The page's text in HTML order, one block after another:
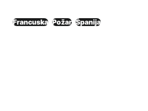
Francuska Požar Španija